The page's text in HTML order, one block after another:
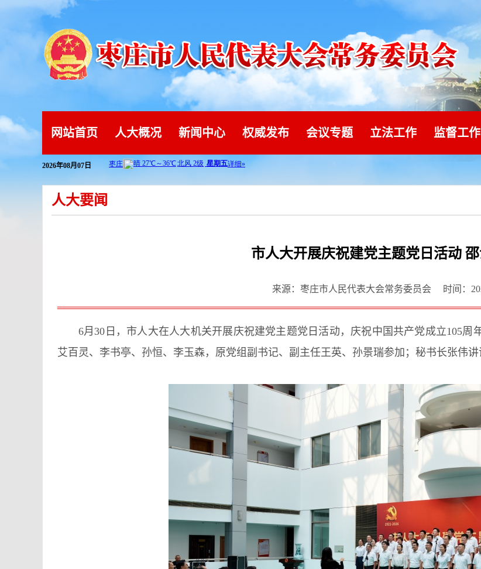
网站首页 人大概况 新闻中心 权威发布 会议专题 立法工作 监督工作
2026年08月07日
人大要闻
市人大开展庆祝建党主题党日活动
来源：枣庄市人民代表大会常务委员会 时间：
6月30日，市人大在人大机关开展庆祝建党主题党日活动，庆祝中国共产党成立105
艾百灵、李书亭、孙恒、李玉森，原党组副书记、副主任王英、孙景瑞参加；秘书长张伟讲